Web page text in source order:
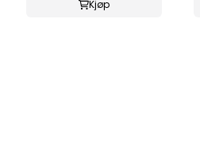
Kjøp